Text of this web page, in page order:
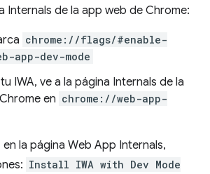
Internals de la app web de Chrome:
chrome://flags/#enable-
app-dev-mode
IWA, ve a la página Internals de la
en chrome://web-app-
la página Web App Internals,
Install IWA with Dev Mode